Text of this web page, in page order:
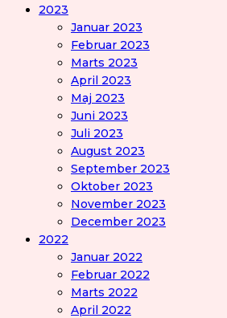
2023
Januar 2023
Februar 2023
Marts 2023
April 2023
Maj 2023
Juni 2023
Juli 2023
August 2023
September 2023
Oktober 2023
November 2023
December 2023
2022
Januar 2022
Februar 2022
Marts 2022
April 2022